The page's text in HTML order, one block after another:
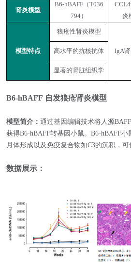
肾炎模型
B6-hBAFF（T036
794）
炎
模型特点
狼疮性肾炎模型
IgA
高水平的抗核抗体
显著的肾脏组织学
B6-hBAFF 自发狼疮肾炎模型
模型简介：通过基因编辑技术将人源
获得B6-hBAFF转基因小鼠。B6-hBAFF
月体形成以及免疫复合物如C3的沉积，可
数据展示：